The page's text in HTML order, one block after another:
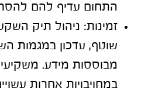
התחום עדיף להם
זמינות: ניהול תיק
שוטף, עדכון במגמות
מבוססות מידע.
במחויבויות אחרות